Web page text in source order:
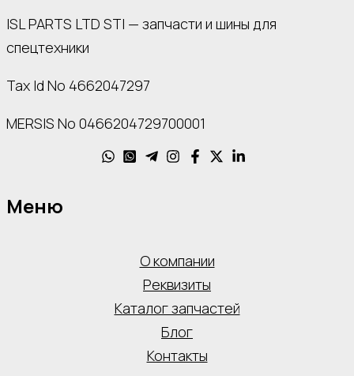
ISL PARTS LTD STI — запчасти и шины для
спецтехники
Tax Id No 4662047297
MERSIS No 0466204729700001
Меню
О компании
Реквизиты
Каталог запчастей
Блог
Контакты